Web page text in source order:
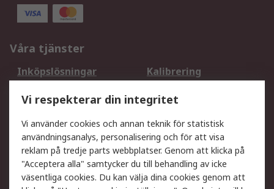
Våra tjänster
Inköpslösningar
Kalibrering
DesignSpark
Teknisk Support
Ditt lokala säljteam
Exportlösningar
Support
Få hjälp
Retur av varor
Vi respekterar din integritet
Vi använder cookies och annan teknik för statistisk
användningsanalys, personalisering och för att visa
reklam på tredje parts webbplatser. Genom att klicka på
"Acceptera alla" samtycker du till behandling av icke
väsentliga cookies. Du kan välja dina cookies genom att